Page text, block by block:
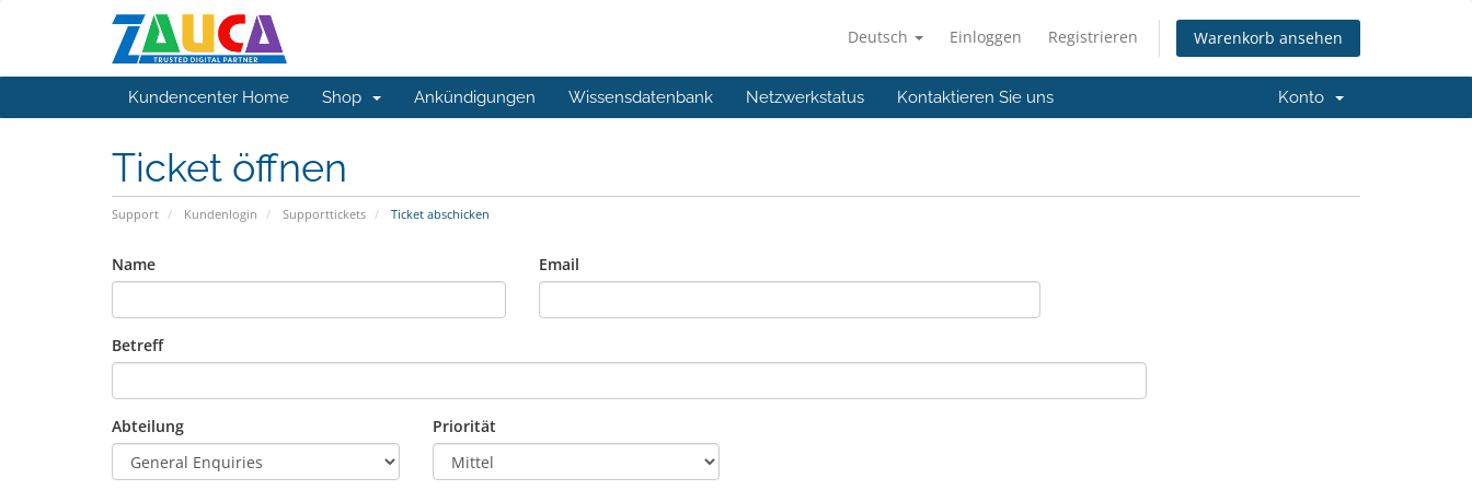
Deutsch Einloggen Registrieren Warenkorb ansehen
Kundencenter Home Shop Ankündigungen Wissensdatenbank Netzwerkstatus Kontaktieren Sie uns Konto
Ticket öffnen
Support Kundenlogin Supporttickets Ticket abschicken
Name Email
Betreff
Abteilung Priorität